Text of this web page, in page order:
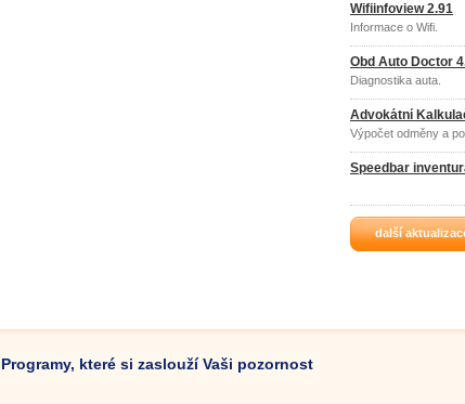
Wifiinfoview 2.91
Informace o Wifi.
Obd Auto Doctor
Diagnostika auta.
Advokátní
Výpočet odměny a
Speedbar
další
Programy, které si zaslouží Vaši pozornost